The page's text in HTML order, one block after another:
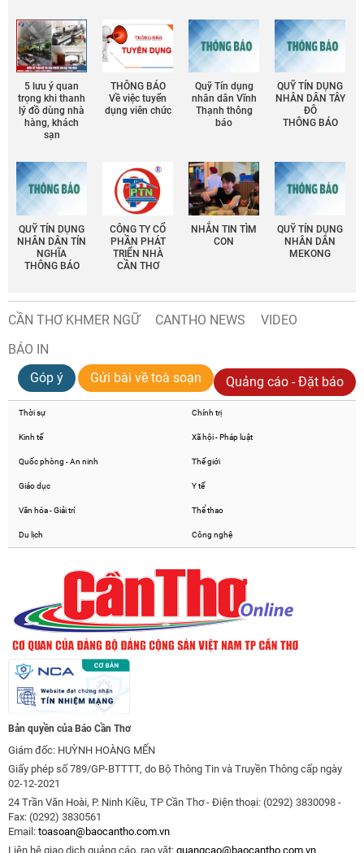
5 lưu ý quan
trọng khi thanh
lý đồ dùng nhà
hàng, khách
sạn
THÔNG BÁO
Về việc tuyển
dụng viên chức
Quỹ Tín dụng
nhân dân Vĩnh
Thạnh thông
báo
QUỸ TÍN DỤNG
NHÂN DÂN TÂY
ĐÔ
THÔNG BÁO
QUỸ TÍN DỤNG
NHÂN DÂN TÍN
NGHĨA
THÔNG BÁO
CÔNG TY CỔ
PHẦN PHÁT
TRIỂN NHÀ
CẦN THƠ
NHẮN TIN TÌM
CON
QUỸ TÍN DỤNG
NHÂN DÂN
MEKONG
CẦN THƠ KHMER NGỮ CANTHO NEWS
VIDEO
BÁO IN
Góp ý
Gửi bài về toà soạn Quảng cáo - Đặt báo
Thời sự Chính trị
Kinh tế Xã hội - Pháp luật
Quốc phòng - An ninh Thế giới
Giáo dục Y tế
Văn hóa - Giải trí Thể thao
Du lịch Công nghệ
Bản quyền của Báo Cần Thơ
Giám đốc: HUỲNH HOÀNG MẾN
Giấy phép số 789/GP-BTTTT, do Bộ Thông Tin và Truyền Thông cấp ngày
02-12-2021
24 Trần Văn Hoài, P. Ninh Kiều, TP Cần Thơ - Điện thoại: (0292) 3830098 -
Fax: (0292) 3830561
Email: toasoan@baocantho.com.vn
Liên hệ giao dịch quảng cáo, rao vặt: quangcao@baocantho.com.vn